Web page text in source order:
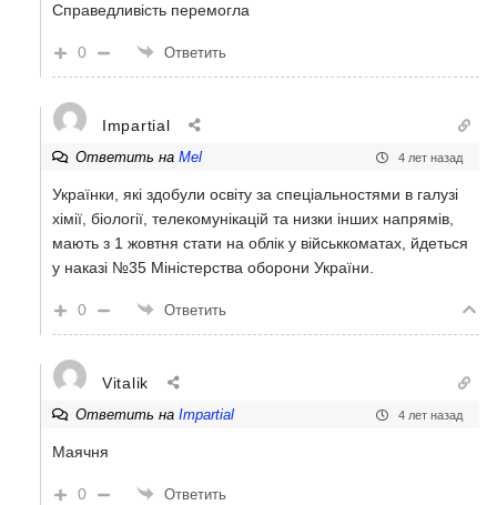
Справедливість перемогла
0 Ответить
Impartial
Ответить на Mel 4 лет назад
Українки, які здобули освіту за спеціальностями в галузі
хімії, біології, телекомунікацій та низки інших напрямів,
мають з 1 жовтня стати на облік у військкоматах, йдеться
у наказі №35 Міністерства оборони України.
0 Ответить
Vitalik
Ответить на Impartial 4 лет назад
Маячня
0 Ответить